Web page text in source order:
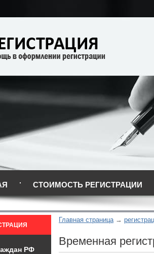
СТОИМОСТЬ РЕГИСТРАЦИИ
Главная страница
Временная
РФ